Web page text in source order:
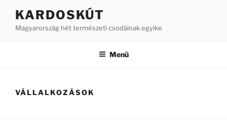
KARDOSKÚT
Magyarország hét természeti csodáinak egyike
Menü
VÁLLALKOZÁSOK